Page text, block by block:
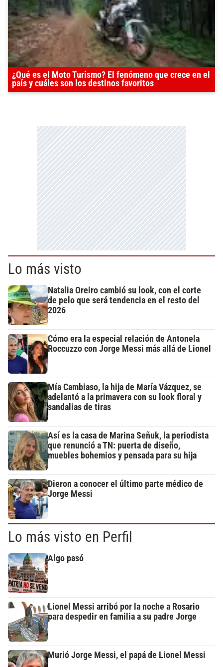
¿Qué es el Moto Turismo? El fenómeno que crece en el
país y cuáles son los destinos favoritos
Lo más visto
Natalia Oreiro cambió su look, con el corte
de pelo que será tendencia en el resto del
2026
Cómo era la especial relación de Antonela
Roccuzzo con Jorge Messi más allá de Lionel
Mía Cambiaso, la hija de María Vázquez, se
adelantó a la primavera con su look floral y
sandalias de tiras
Así es la casa de Marina Señuk, la periodista
que renunció a TN: puerta de diseño,
muebles bohemios y pensada para su hija
Dieron a conocer el último parte médico de
Jorge Messi
Lo más visto en Perfil
Algo pasó
Lionel Messi arribó por la noche a Rosario
para despedir en familia a su padre Jorge
Murió Jorge Messi, el papá de Lionel Messi